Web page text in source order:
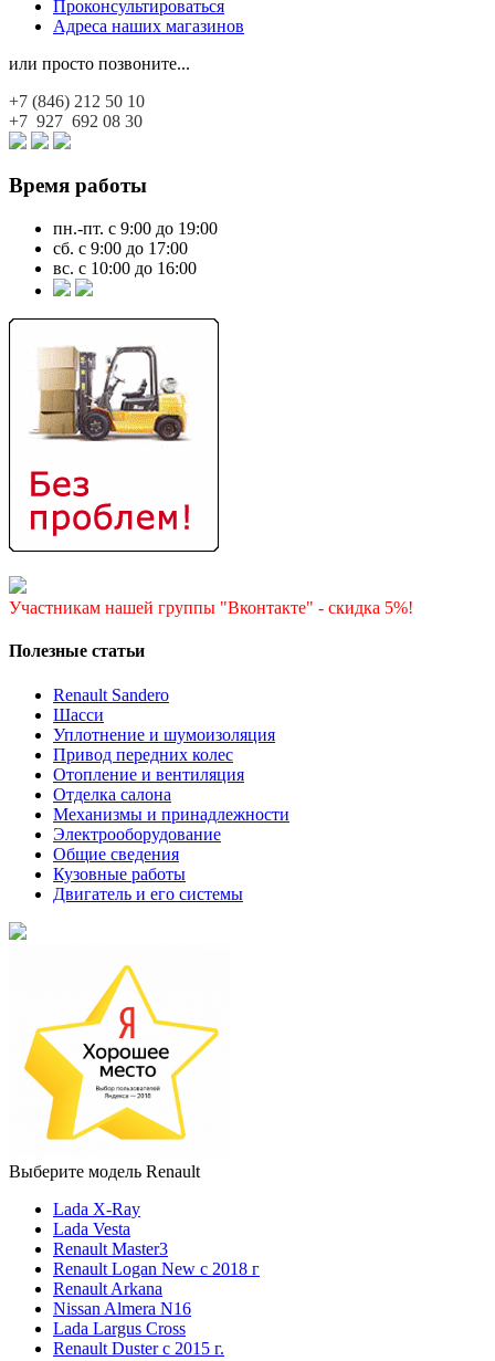
Проконсультироваться
Адреса наших магазинов
или просто позвоните...
+7 (846) 212 50 10
+7 927 692 08 30
Время работы
пн.-пт. с 9:00 до 19:00
сб. с 9:00 до 17:00
вс. с 10:00 до 16:00
Участникам нашей группы "Вконтакте" - скидка 5%!
Полезные статьи
Renault Sandero
Шасси
Уплотнение и шумоизоляция
Привод передних колес
Отопление и вентиляция
Отделка салона
Механизмы и принадлежности
Электрооборудование
Общие сведения
Кузовные работы
Двигатель и его системы
Выберите модель Renault
Lada X-Ray
Lada Vesta
Renault Master3
Renault Logan New с 2018 г
Renault Arkana
Nissan Almera N16
Lada Largus Cross
Renault Duster с 2015 г.